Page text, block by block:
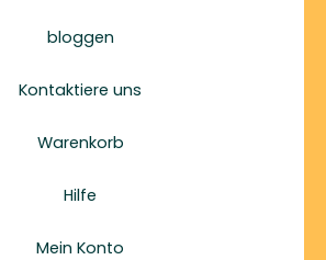
bloggen
Kontaktiere uns
Warenkorb
Hilfe
Mein Konto